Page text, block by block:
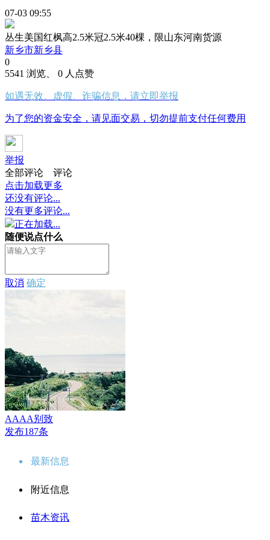
07-03 09:55
丛生美国红枫高2.5米冠2.5米40棵，限山东河南货源
新乡市新乡县
0
5541 浏览、 0 人点赞
如遇无效、虚假、诈骗信息，请立即举报
为了您的资金安全，请见面交易，切勿提前支付任何费用
举报
全部评论
评论
点击加载更多
还没有评论...
没有更多评论...
正在加载...
随便说点什么
取消 确定
AAAA别致
发布187条
最新信息
附近信息
苗木资讯